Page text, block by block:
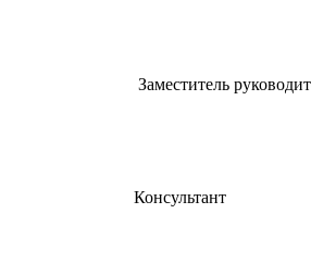
Заместитель
Консультант